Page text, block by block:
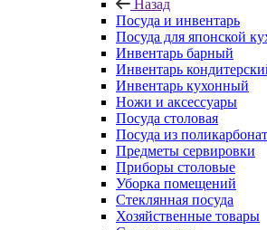
Назад
Посуда и инвентарь
Посуда для японской
Инвентарь барный
Инвентарь
Инвентарь кухонный
Ножи и аксессуары
Посуда столовая
Посуда из
Предметы сервировки
Приборы столовые
Уборка помещений
Стеклянная посуда
Хозяйственные товары